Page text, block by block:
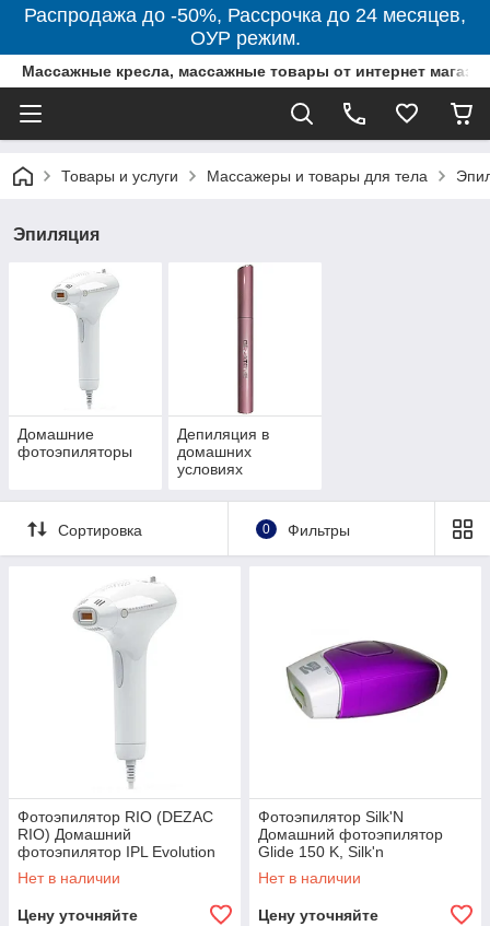
Распродажа до -50%, Рассрочка до 24 месяцев,
ОУР режим.
Массажные кресла, массажные товары от интернет
Товары и услуги Массажеры и товары для тела
Эпиляция
Домашние
фотоэпиляторы
Депиляция в
домашних
условиях
Сортировка 0 Фильтры
Фотоэпилятор RIO (DEZAC
RIO) Домашний
фотоэпилятор IPL Evolution
Advanced, Rio
Нет в наличии
Цену уточняйте
Фотоэпилятор Silk'N
Домашний фотоэпилятор
Glide 150 K, Silk'n
Нет в наличии
Цену уточняйте